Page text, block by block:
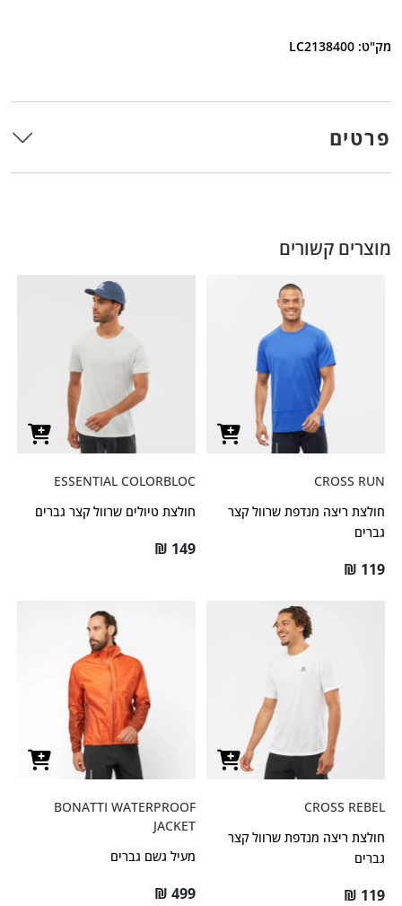
מק"ט: LC2138400
פרטים
מוצרים קשורים
CROSS RUN
חולצת ריצה מנדפת שרוול קצר
גברים
₪ 119
ESSENTIAL COLORBLOC
חולצת טיולים שרוול קצר גברים
₪ 149
CROSS REBEL
חולצת ריצה מנדפת שרוול קצר
גברים
₪ 119
BONATTI WATERPROOF
JACKET
מעיל גשם גברים
₪ 499